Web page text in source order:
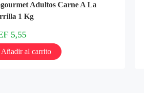
Adultos Carne A La
1 Kg
5,55
Añadir al carrito